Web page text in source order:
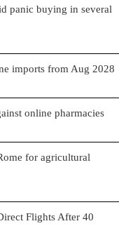
panic buying in several
imports from Aug 2028
online pharmacies
for agricultural
Flights After 40